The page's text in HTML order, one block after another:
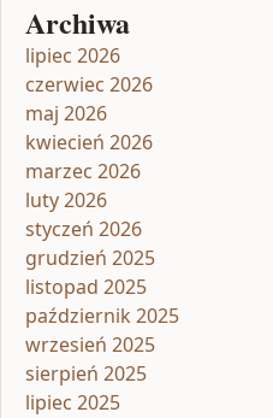
Archiwa
lipiec 2026
czerwiec 2026
maj 2026
kwiecień 2026
marzec 2026
luty 2026
styczeń 2026
grudzień 2025
listopad 2025
październik 2025
wrzesień 2025
sierpień 2025
lipiec 2025